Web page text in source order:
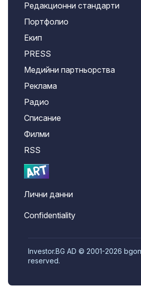
Редакционни стандарти
Портфолио
Екип
PRESS
Медийни партньорства
Реклама
Радио
Списание
Филми
RSS
Лични данни
Confidentiality
Investor.BG AD © 2001-2026
reserved.